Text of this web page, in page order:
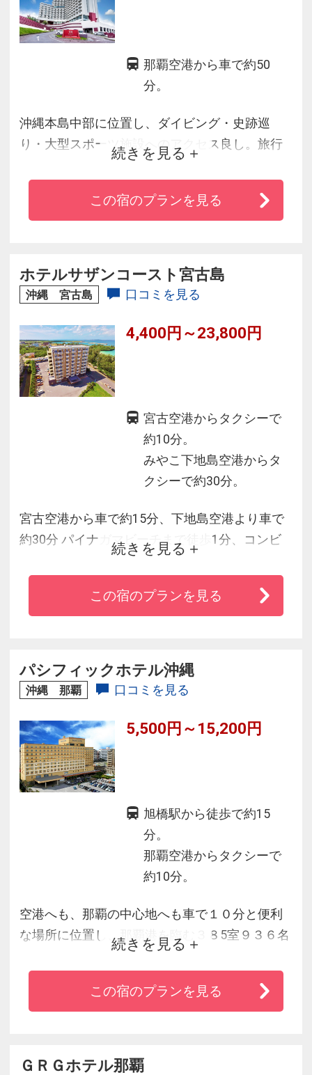
那覇空港から車で約50
分。
沖縄本島中部に位置し、ダイビング・史跡巡
り・大型スポーツ施設へのアクセス良し。旅行
のお荷物を少しでも軽減できるよう、約８０種
類の無料貸出しアイテムを揃えています。お部
屋は全室３２平米以上のバルコニー付きと大変
方まで、皆様にディープな沖縄を体験頂けま
す！！
続きを見る
この宿のプランを見る
ホテルサザンコースト宮古島
沖縄 宮古島 口コミを見る
4,400円～23,800円
宮古空港からタクシーで
約10分。
みやこ下地島空港からタ
クシーで約30分。
宮古空港から車で約15分、下地島空港より車で
約30分 パイナガマビーチまで徒歩1分、コンビ
ニは徒歩1分、繁華街までも徒歩約10分の好立地
ダイビング器材置き場、シャワールーム完備♪無
料駐車場完備！
続きを見る
この宿のプランを見る
パシフィックホテル沖縄
沖縄 那覇 口コミを見る
5,500円～15,200円
旭橋駅から徒歩で約15
分。
那覇空港からタクシーで
約10分。
空港へも、那覇の中心地へも車で１０分と便利
な場所に位置し、那覇港を臨む３８5室９３６名
収容の客室と、１５００名が収容できる大宴会
場に中小１２の宴会場、和・中・郷土料理等各
種バラエティな４つのレストラン・バーがあり
続きを見る
この宿のプランを見る
ＧＲＧホテル那覇